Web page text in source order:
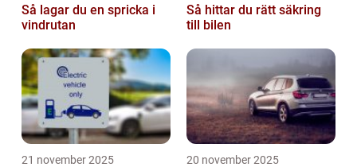
Så lagar du en spricka i
vindrutan
Så hittar du rätt säkring
till bilen
21 november 2025 20 november 2025